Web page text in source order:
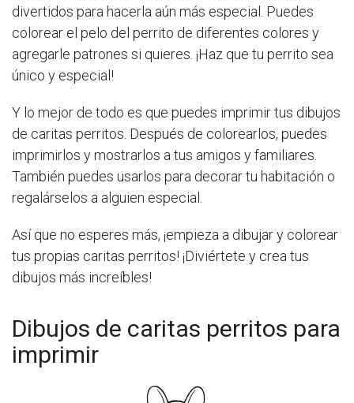
divertidos para hacerla aún más especial. Puedes
colorear el pelo del perrito de diferentes colores y
agregarle patrones si quieres. ¡Haz que tu perrito sea
único y especial!
Y lo mejor de todo es que puedes imprimir tus dibujos
de caritas perritos. Después de colorearlos, puedes
imprimirlos y mostrarlos a tus amigos y familiares.
También puedes usarlos para decorar tu habitación o
regalárselos a alguien especial.
Así que no esperes más, ¡empieza a dibujar y colorear
tus propias caritas perritos! ¡Diviértete y crea tus
dibujos más increíbles!
Dibujos de caritas perritos para
imprimir